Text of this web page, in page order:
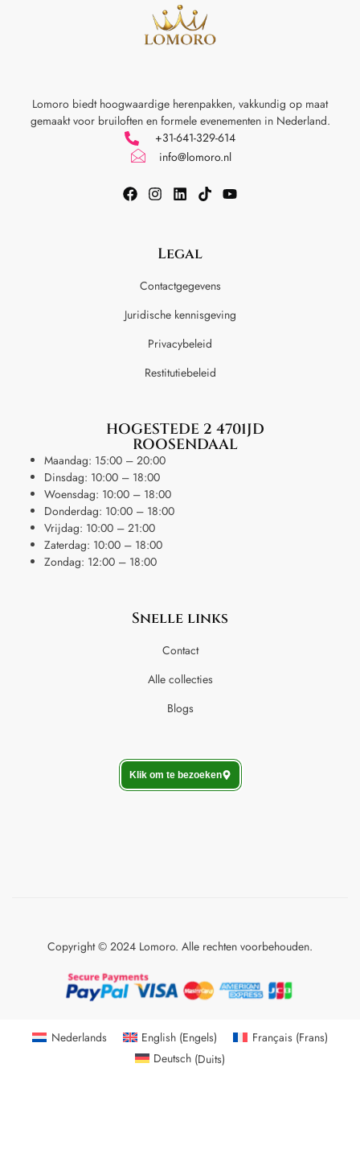
Lomoro biedt hoogwaardige herenpakken, vakkundig op maat
gemaakt voor bruiloften en formele evenementen in Nederland.
+31-641-329-614
info@lomoro.nl
Legal
Contactgegevens
Juridische kennisgeving
Privacybeleid
Restitutiebeleid
HOGESTEDE 2 4701JD
ROOSENDAAL
Maandag: 15:00 – 20:00
Dinsdag: 10:00 – 18:00
Woensdag: 10:00 – 18:00
Donderdag: 10:00 – 18:00
Vrijdag: 10:00 – 21:00
Zaterdag: 10:00 – 18:00
Zondag: 12:00 – 18:00
Snelle links
Contact
Alle collecties
Blogs
Klik om te bezoeken
Copyright © 2024 Lomoro. Alle rechten voorbehouden.
Nederlands English (Engels) Français(Frans)
Deutsch (Duits)